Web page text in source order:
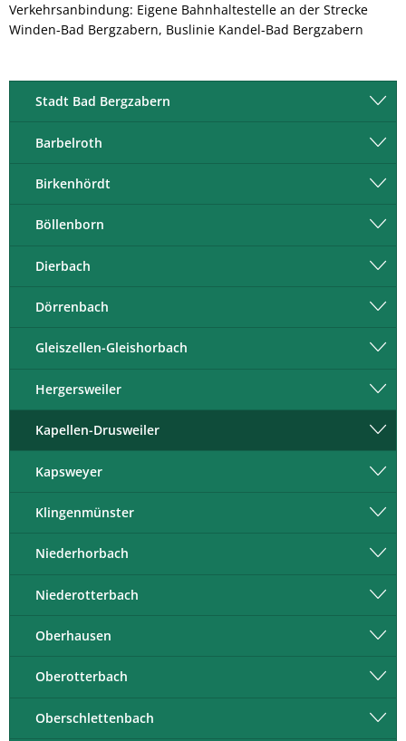
Verkehrsanbindung: Eigene Bahnhaltestelle an der Strecke
Winden-Bad Bergzabern, Buslinie Kandel-Bad Bergzabern
Stadt Bad Bergzabern
Barbelroth
Birkenhördt
Böllenborn
Dierbach
Dörrenbach
Gleiszellen-Gleishorbach
Hergersweiler
Kapellen-Drusweiler
Kapsweyer
Klingenmünster
Niederhorbach
Niederotterbach
Oberhausen
Oberotterbach
Oberschlettenbach